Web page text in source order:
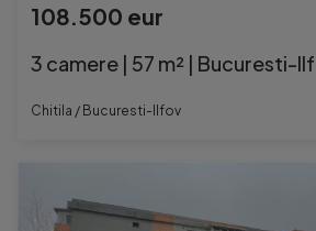
108.500 eur
3 camere | 57 m² | Bucuresti-
Chitila / Bucuresti-Ilfov